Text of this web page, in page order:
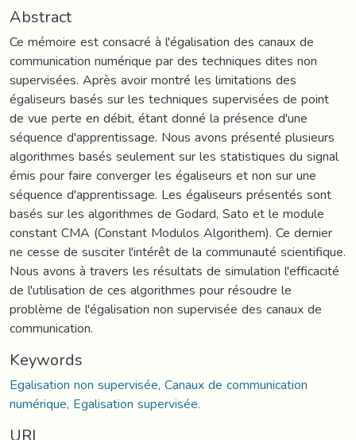
Abstract
Ce mémoire est consacré à l'égalisation des canaux de
communication numérique par des techniques dites non
supervisées. Après avoir montré les limitations des
égaliseurs basés sur les techniques supervisées de point
de vue perte en débit, étant donné la présence d'une
séquence d'apprentissage. Nous avons présenté plusieurs
algorithmes basés seulement sur les statistiques du signal
émis pour faire converger les égaliseurs et non sur une
séquence d'apprentissage. Les égaliseurs présentés sont
basés sur les algorithmes de Godard, Sato et le module
constant CMA (Constant Modulos Algorithem). Ce dernier
ne cesse de susciter l'intérêt de la communauté scientifique.
Nous avons à travers les résultats de simulation l'efficacité
de l'utilisation de ces algorithmes pour résoudre le
problème de l'égalisation non supervisée des canaux de
communication.
Keywords
Egalisation non supervisée, Canaux de communication
numérique, Egalisation supervisée.